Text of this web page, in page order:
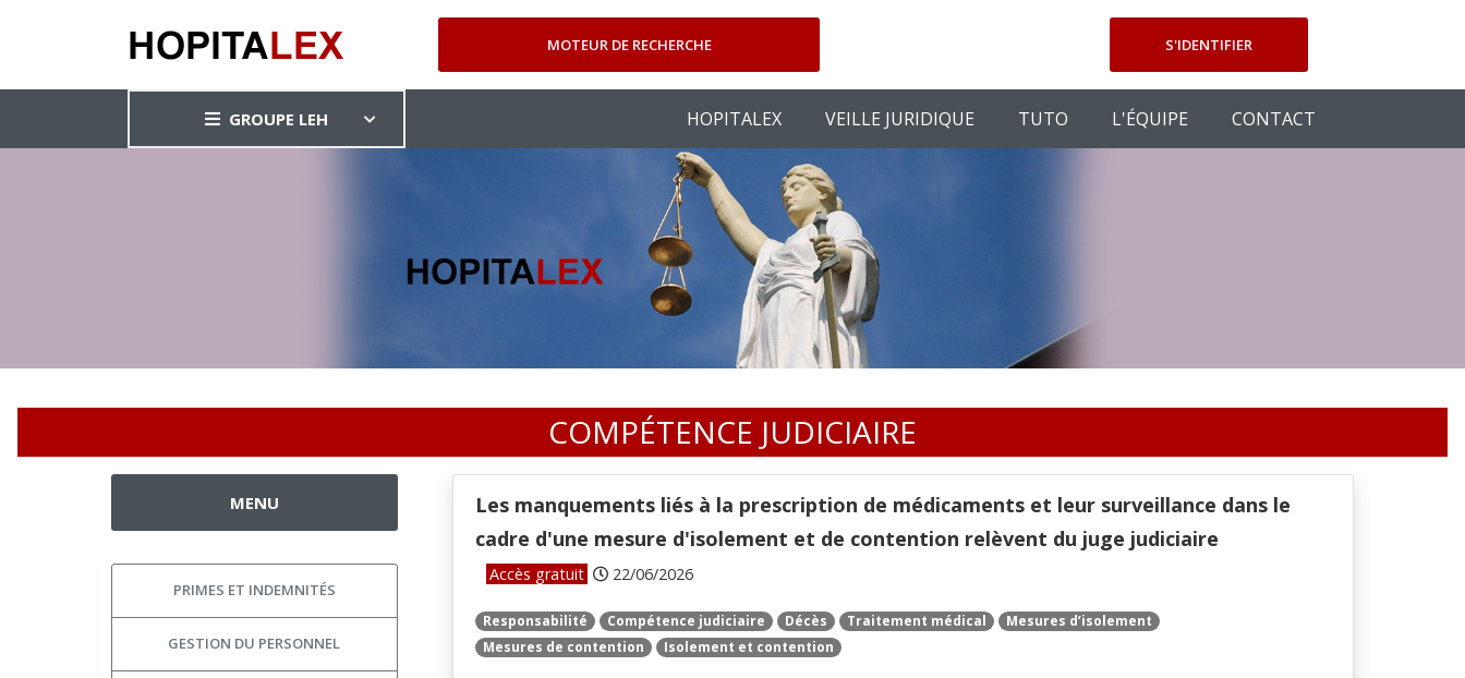
MOTEUR DE RECHERCHE S'IDENTIFIER
GROUPE LEH HOPITALEX VEILLE JURIDIQUE TUTO L'ÉQUIPE CONTACT
COMPÉTENCE JUDICIAIRE
Les manquements liés à la prescription de médicaments et leur surveillance dans le
cadre d'une mesure d'isolement et de contention relèvent du juge judiciaire
Accès gratuit 22/06/2026
Responsabilité Compétence judiciaire Décès Traitement médical
Mesures d’isolement
Mesures de contention
Isolement et contention
MENU
PRIMES ET INDEMNITÉS
GESTION DU PERSONNEL